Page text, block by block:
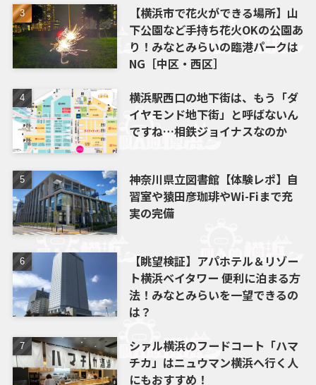
【横浜市で花火ができる場所】山
下公園など手持ち花火OKの公園あ
り！みなとみらいの臨港パークは
NG［中区・西区］
横浜駅西口の地下街は、もう「ダ
イヤモンド地下街」と呼ばないん
ですね…相鉄ジョイナスなのか
神奈川県立図書館【体験レポ】自
習室や猿田彦珈琲やWi-Fiまで充
実の完備
【眺望検証】アパホテル＆リゾー
ト横浜ベイタワー 便利に泊まる方
法！みなとみらいを一望できるの
は？
シァル横浜のフードコート「ハマ
チカ」はニュウマン横浜へ行く人
にもおすすめ！